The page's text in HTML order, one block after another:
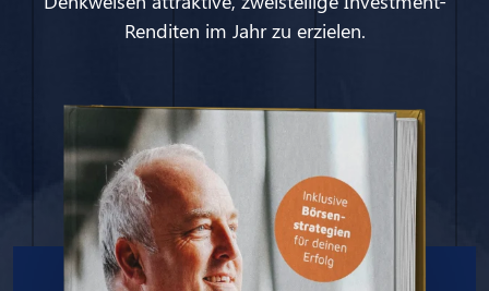
Renditen im Jahr zu erzielen.